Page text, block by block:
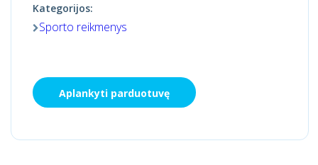
Kategorijos:
Sporto reikmenys
Aplankyti parduotuvę